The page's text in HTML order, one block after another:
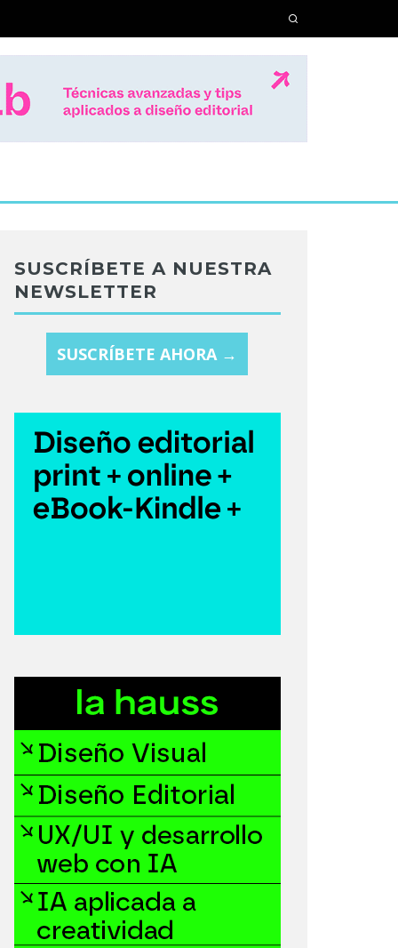
SUSCRÍBETE A NUESTRA
NEWSLETTER
SUSCRÍBETE AHORA →